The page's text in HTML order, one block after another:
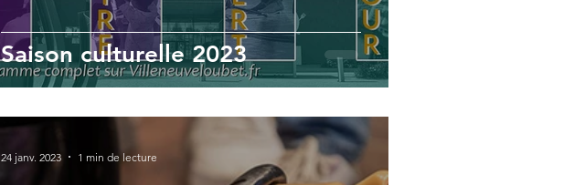
Saison culturelle 2023
24 janv. 2023 1 min de lecture